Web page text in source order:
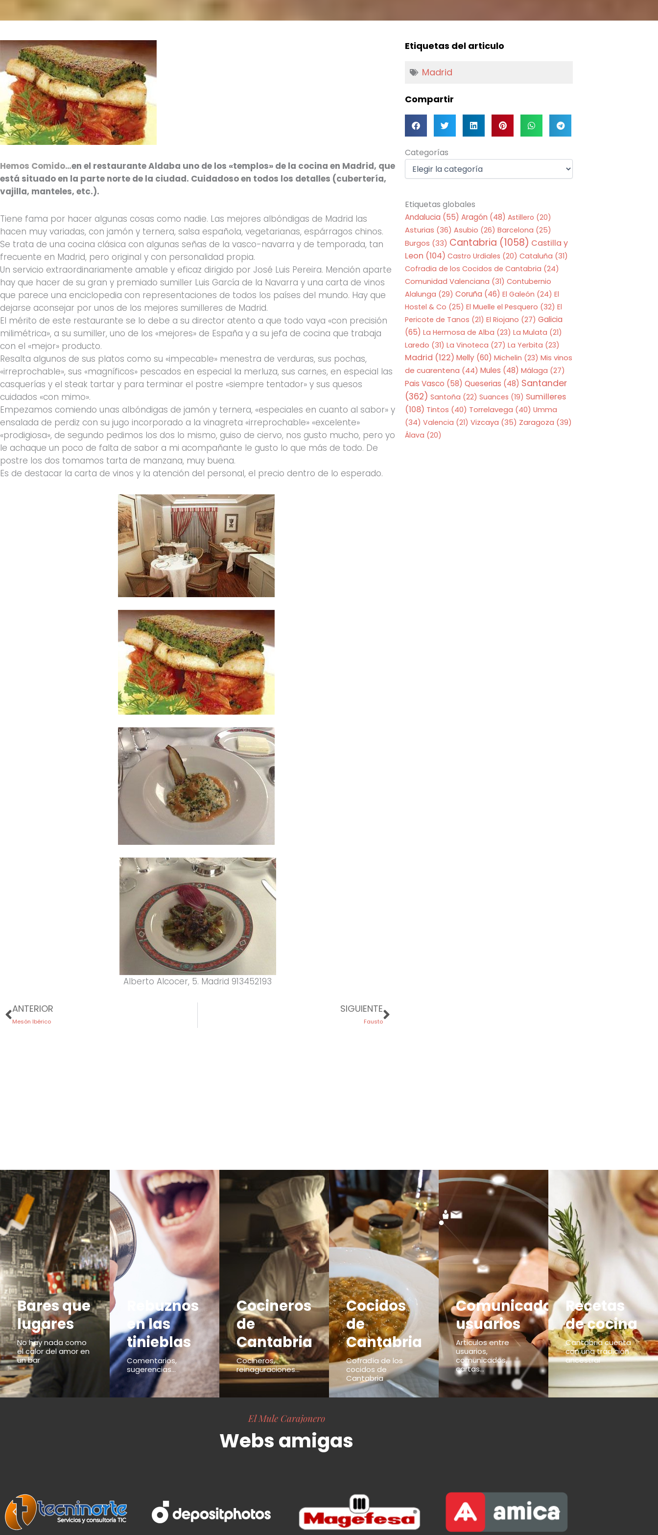
Hemos Comido…en el restaurante Aldaba uno de los «templos» de la cocina en Madrid, que
está situado en la parte norte de la ciudad. Cuidadoso en todos los detalles (cubertería,
vajilla, manteles, etc.).
Tiene fama por hacer algunas cosas como nadie. Las mejores albóndigas de Madrid las
hacen muy variadas, con jamón y ternera, salsa española, vegetarianas, espárragos chinos.
Se trata de una cocina clásica con algunas señas de la vasco-navarra y de temporada, tan
frecuente en Madrid, pero original y con personalidad propia.
Un servicio extraordinariamente amable y eficaz dirigido por José Luis Pereira. Mención aparte
hay que hacer de su gran y premiado sumiller Luis García de la Navarra y una carta de vinos
que parece una enciclopedia con representaciones de todos los países del mundo. Hay que
dejarse aconsejar por unos de los mejores sumilleres de Madrid.
El mérito de este restaurante se lo debe a su director atento a que todo vaya «con precisión
milimétrica», a su sumiller, uno de los «mejores» de España y a su jefa de cocina que trabaja
con el «mejor» producto.
Resalta algunos de sus platos como su «impecable» menestra de verduras, sus pochas,
«irreprochable», sus «magníficos» pescados en especial la merluza, sus carnes, en especial las
casquerías y el steak tartar y para terminar el postre «siempre tentador» y sus quesos
cuidados «con mimo».
Empezamos comiendo unas albóndigas de jamón y ternera, «especiales en cuanto al sabor» y
ensalada de perdiz con su jugo incorporado a la vinagreta «irreprochable» «excelente»
«prodigiosa», de segundo pedimos los dos lo mismo, guiso de ciervo, nos gusto mucho, pero yo
le achaque un poco de falta de sabor a mi acompañante le gusto lo que más de todo. De
postre los dos tomamos tarta de manzana, muy buena.
Es de destacar la carta de vinos y la atención del personal, el precio dentro de lo esperado.
Alberto Alcocer, 5. Madrid 913452193
Prev
ANTERIOR
Mesón Ibérico
SIGUIENTE
Fausto
Etiquetas del articulo
Madrid
Compartir
Categorías
Categorías
Etiquetas globales
Andalucia (55) Aragón (48) Astillero (20)
Asturias (36) Asubio (26) Barcelona (25)
Burgos (33) Cantabria (1058) Castilla y
Leon (104) Castro Urdiales (20) Cataluña (31)
Cofradia de los Cocidos de Cantabria (24)
Comunidad Valenciana (31) Contubernio
Alalunga (29) Coruña (46) El Galeón (24) El
Hostel & Co (25) El Muelle el Pesquero (32) El
Pericote de Tanos (21) El Riojano (27) Galicia
(65) La Hermosa de Alba (23) La Mulata (21)
Laredo (31) La Vinoteca (27) La Yerbita (23)
Madrid (122) Melly (60) Michelin (23) Mis vinos
de cuarentena (44) Mules (48) Málaga (27)
Pais Vasco (58) Queserias (48) Santander
(362) Santoña (22) Suances (19) Sumilleres
(108) Tintos (40) Torrelavega (40) Umma
(34) Valencia (21) Vizcaya (35) Zaragoza (39)
Álava (20)
Bares que
lugares
No hay nada como
el calor del amor en
un bar
Rebuznos
en las
tinieblas
Comentarios,
sugerencias...
Cocineros
de
Cantabria
Cocineros,
reinaguraciones...
Cocidos
de
Cantabria
Cofradía de los
cocidos de
Cantabria
Comunicados
usuarios
Articulos entre
usuarios,
comunicados,
cartas...
Recetas
de cocina
Cantabria cuenta
con una tradición
ancestral
El Mule Carajonero
Webs amigas